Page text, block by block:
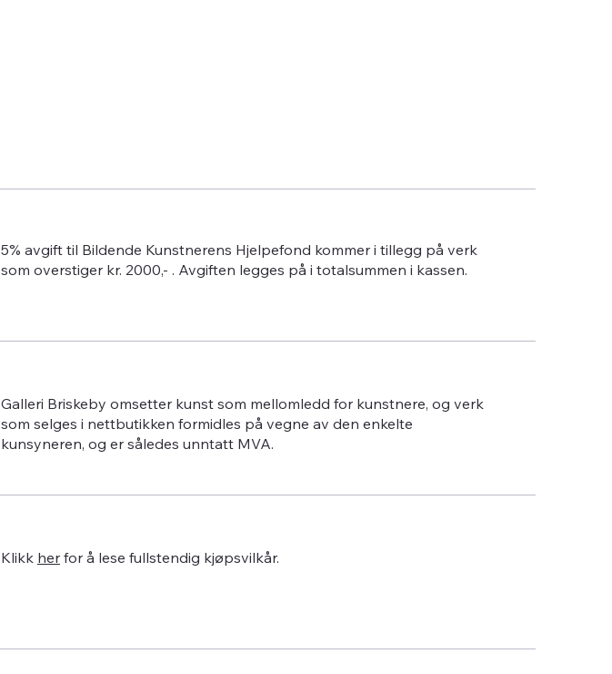
5% avgift til Bildende Kunstnerens Hjelpefond kommer i tillegg på verk
som overstiger kr. 2000,- . Avgiften legges på i totalsummen i kassen.
Galleri Briskeby omsetter kunst som mellomledd for kunstnere, og verk
som selges i nettbutikken formidles på vegne av den enkelte
kunsyneren, og er således unntatt MVA.
Klikk her for å lese fullstendig kjøpsvilkår.